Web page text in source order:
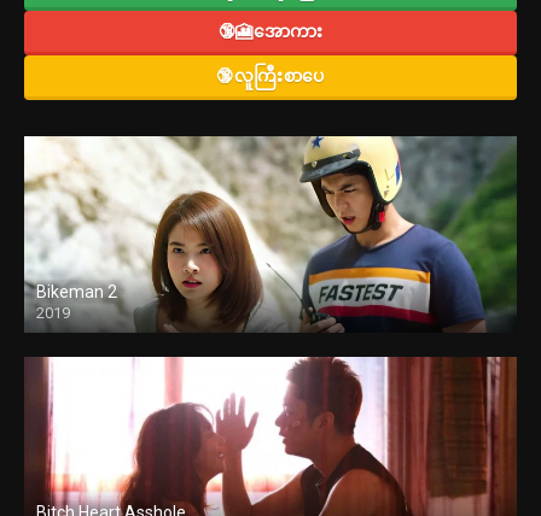
🔞🎦အောကား
🔞လူကြီးစာပေ
Bikeman 2
2019